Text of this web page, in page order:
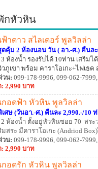
กหัวหิน
าดาว สไลเดอร์ พูลวิลล่า
ดคุ้ม 2 ห้องนอน วัน ( อา.-ศ.) คืนล
ห้องน้ำ รองรับได้ 10ท่าน เสริม
วภูเขา พร้อม คาราโอเกะ+ไฟเ
นไม่รู้ลืม
วน: 099-178-9996, 099-062-
2,990 บาท
อดฟ้า หัวหิน พูลวิลล่า
ศษ (วันอา.-ศ.) คืนละ 2,990.-/10
ห้องน้ำ ตั้งอยู่หัวหินซอย 70 สระ
มสระ มีคาราโอเกะ (Andriod
วน: 099-178-9996, 099-062-
2,990 บาท
อดรัก หัวหิน พูลวิลล่า